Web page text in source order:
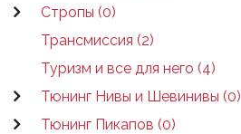
Стропы (0)
Трансмиссия (2)
Туризм и все для него (4)
Тюнинг Нивы и Шевинивы (0)
Тюнинг Пикапов (0)